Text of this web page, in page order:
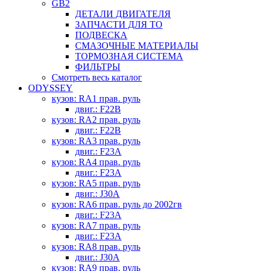
GB2
ДЕТАЛИ ДВИГАТЕЛЯ
ЗАПЧАСТИ ДЛЯ ТО
ПОДВЕСКА
СМАЗОЧНЫЕ МАТЕРИАЛЫ
ТОРМОЗНАЯ СИСТЕМА
ФИЛЬТРЫ
Смотреть весь каталог
ODYSSEY
кузов: RA1 прав. руль
двиг.: F22B
кузов: RA2 прав. руль
двиг.: F22B
кузов: RA3 прав. руль
двиг.: F23A
кузов: RA4 прав. руль
двиг.: F23A
кузов: RA5 прав. руль
двиг.: J30A
кузов: RA6 прав. руль до 2002гв
двиг.: F23A
кузов: RA7 прав. руль
двиг.: F23A
кузов: RA8 прав. руль
двиг.: J30A
кузов: RA9 прав. руль